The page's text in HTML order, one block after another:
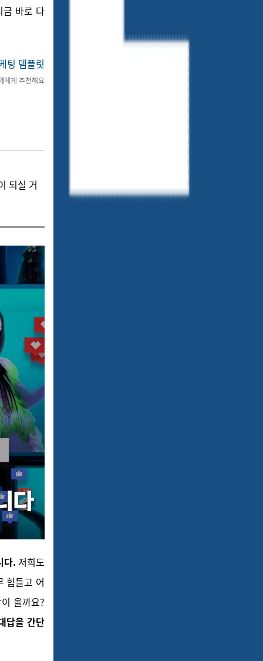
금 바로 다
팅 템플릿
에게 추천해요
되실 거
다. 저희도
힘들고 어
올까요?
답을 간단